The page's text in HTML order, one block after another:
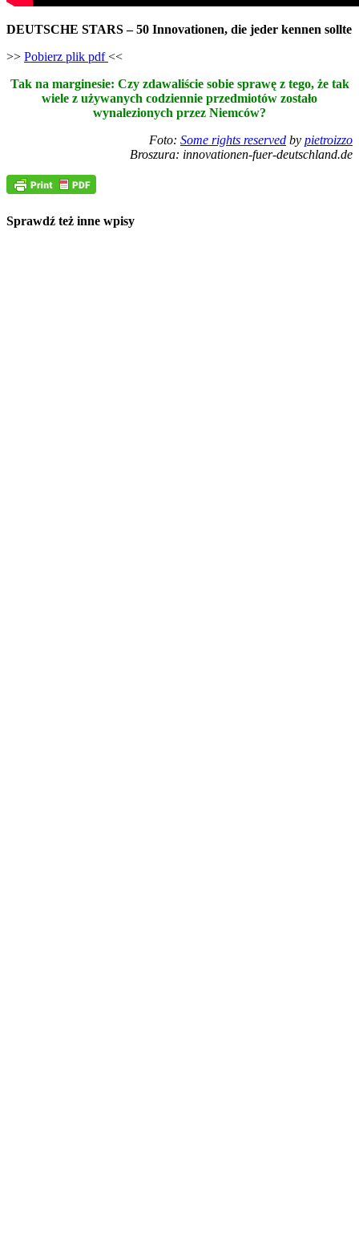
DEUTSCHE STARS – 50 Innovationen, die jeder kennen sollte
>> Pobierz plik pdf<<
Tak na marginesie: Czy zdawaliście sobie sprawę z tego, że tak
wiele z używanych codziennie przedmiotów zostało
wynalezionych przez Niemców?
Foto: Some rights reserved by pietroizzo
Broszura: innovationen-fuer-deutschland.de
Sprawdź też inne wpisy